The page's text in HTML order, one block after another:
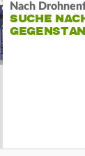
Nach
SUCHE